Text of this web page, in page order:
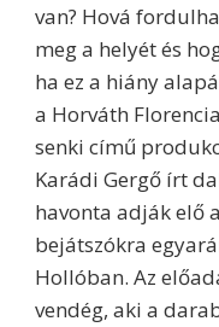
van? Hová
meg a helyét és
ha ez a hiány
a Horváth
senki című
Karádi Gergő írt
havonta adják elő
bejátszókra
Hollóban. Az
vendég, aki a